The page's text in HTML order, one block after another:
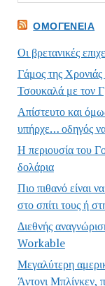
ΟΜΟΓΈΝΕΙΑ
Οι βρετανικές
Γάμος της
Τσουκαλά με τον
Απίστευτο και
υπήρχε… οδηγός
Η περιουσία του
δολάρια
Πιο πιθανό είναι
στο σπίτι τους ή
Διεθνής
Workable
Μεγαλύτερη
Άντονι Μπλίνκεν,